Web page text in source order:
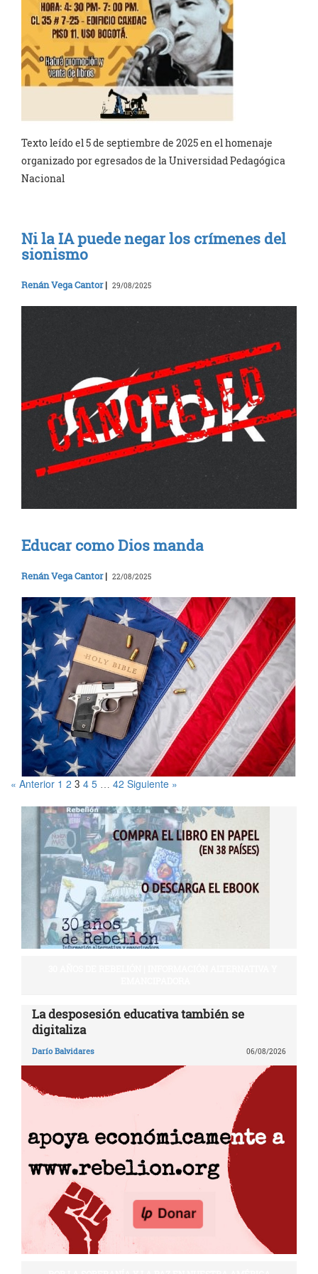
Texto leído el 5 de septiembre de 2025 en el homenaje
organizado por egresados de la Universidad Pedagógica
Nacional
Ni la IA puede negar los crímenes del
sionismo
Renán Vega Cantor| 29/08/2025
Educar como Dios manda
Renán Vega Cantor| 22/08/2025
« Anterior 1 2 3 4 5 … 42 Siguiente »
La desposesión educativa también se
digitaliza
Darío Balvidares 06/08/2026